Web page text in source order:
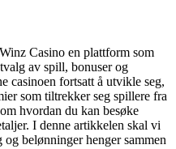
Casino en plattform som
av spill, bonuser og
casinoen fortsatt å utvikle seg,
som tiltrekker seg spillere fra
hvordan du kan besøke
I denne artikkelen skal vi
belønninger henger sammen